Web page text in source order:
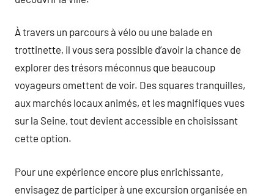
À travers un parcours à vélo ou une balade en
trottinette, il vous sera possible d’avoir la chance de
explorer des trésors méconnus que beaucoup
voyageurs omettent de voir. Des squares tranquilles,
aux marchés locaux animés, et les magnifiques vues
sur la Seine, tout devient accessible en choisissant
cette option.
Pour une expérience encore plus enrichissante,
envisagez de participer à une excursion organisée en